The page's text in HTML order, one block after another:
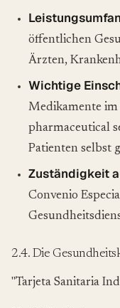
öffentlichen
Ärzten,
Wichtige
Medikamente
pharmaceutical
Patienten selbst
Zuständigkeit
Convenio
2.4. Die
"Tarjeta Sanitaria